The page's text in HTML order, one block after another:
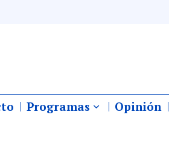
Programas Opinión